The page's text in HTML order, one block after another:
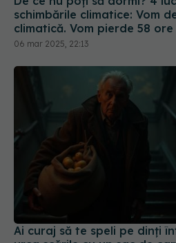
climatică. Vom pierde 58
06 mar 2025, 22:13
Ai curaj să te speli pe dinți
urca scările cu un sac de
trebuie să încerci